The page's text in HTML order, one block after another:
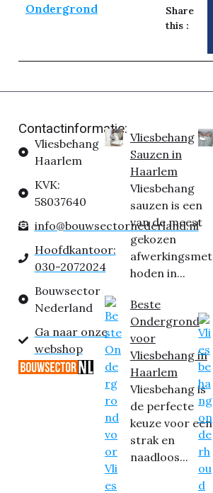
Ondergrond
Share
this :
Contactinformatie:
Vliesbehang
Haarlem
KVK:
58037640
info@bouwsectornederland.nl
Hoofdkantoor:
030-2072024
Bouwsector
Nederland
Ga naar onze
webshop
Vliesbehang
Sauzen in
Haarlem
Vliesbehang
sauzen is een
van de meest
gekozen
afwerkingsmet
hoden in...
Beste
Ondergrond
voor
Vliesbehang in
Haarlem
Vliesbehang is
de perfecte
keuze voor een
strak en
naadloos...